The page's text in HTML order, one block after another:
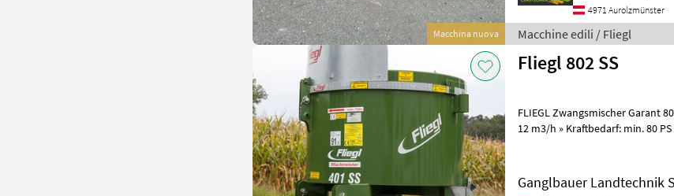
Macchina nuova
4971 Aurolzmünster
Macchine edili / Fliegl
Fliegl 802 SS
FLIEGL Zwangsmischer Garant 802 SS »Garant 802 SS« »
12 m3/h » Kraftbedarf: min. 80
Ganglbauer Landtechnik